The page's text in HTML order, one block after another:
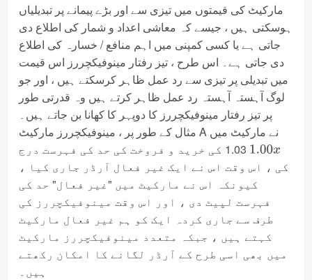
مارکیٹ کی قیمتوں میں تیزی سے اور بڑے پیمانے پر تبدیلیاں
ہوسکتی ہیں ، جیسے کہ معاشی اعداد و شمار کی اطلاع دی
جاتی ہے یا کسی کمپنی میں اہم منافع / خسارہ کی اطلاع
دی جاتی ہے۔ اس طرح ، تیز رفتار مینوفیکچررز اس قیمت
میں تبدیلی پر تیزی سے رد عمل ظاہر کرسکتے ہیں ، اور جو
لوگ آہستہ آہستہ رد عمل ظاہر کرتے ہیں وہ قدرتی طور
پر تیز رفتار مینوفیکچررز کا دوپہر کا کھانا بن جاتے ہیں۔
مثال کے طور پر ، مینوفیکچررز مارکیٹ A نے مارکیٹ میں
1.00x
1.03 کی خرید و فروخت کی حد کی فہرست درج
کی ، اس وقت اس نے ایک غیر فعال آرڈر جاری کیا ،
کیونکہ اس نے مارکیٹ میں "غیر فعال" حد کی
فہرست لپیٹ دی ، اور اس وقت مینوفیکچررز کی
طرف سے جاری کردہ ایک کو ہم غیر فعال مارکیٹ
کہتے ہیں ، جبکہ متعدد مینوفیکچررز مارکیٹ
میں بھی اسی طرح کے آرڈر لگانے کا امکان رکھتے
ہیں۔